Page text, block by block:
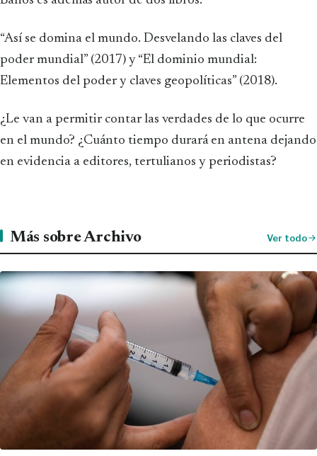
“Así se domina el mundo. Desvelando las claves del
poder mundial” (2017) y “El dominio mundial:
Elementos del poder y claves geopolíticas” (2018).
¿Le van a permitir contar las verdades de lo que ocurre
en el mundo? ¿Cuánto tiempo durará en antena dejando
en evidencia a editores, tertulianos y periodistas?
Más sobre Archivo Ver todo